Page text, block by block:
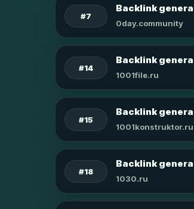
#7
Backlink
0day.community
#14
Backlink
1001file.ru
#15
Backlink
1001konstruktor.ru
#18
Backlink
1030.ru